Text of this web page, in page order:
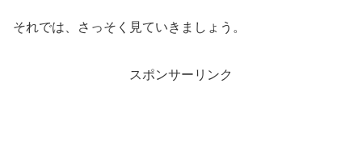
それでは、さっそく見ていきましょう。
スポンサーリンク